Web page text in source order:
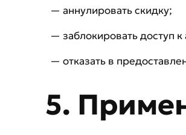
— аннулировать скидку;
— заблокировать доступ к
— отказать в
5.